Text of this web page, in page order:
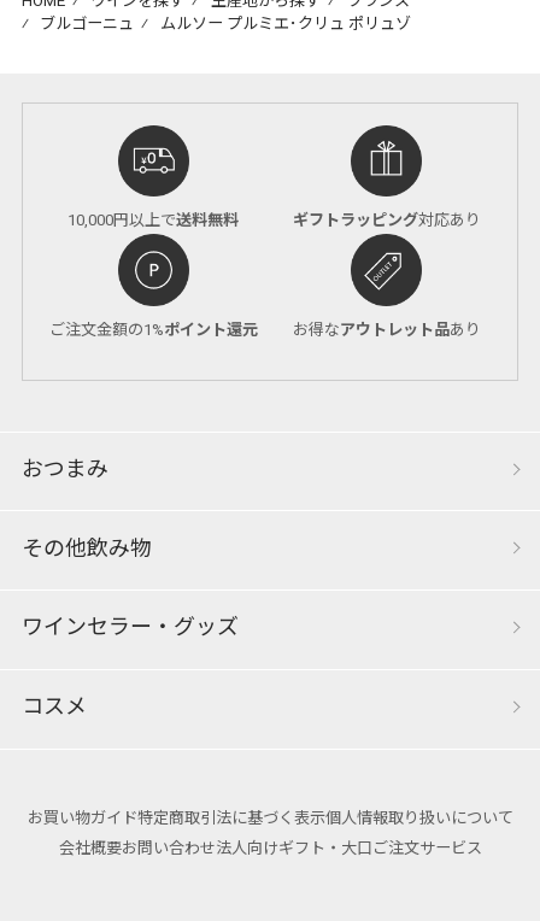
⁄ ブルゴーニュ ⁄ ムルソー プルミエ･クリュ ポリュゾ
10,000円以上で送料無料 ギフトラッピング対応あり
ご注文金額の1%ポイント還元 お得なアウトレット品あり
おつまみ
その他飲み物
ワインセラー・グッズ
コスメ
お買い物ガイド特定商取引法に基づく表示個人情報取り扱いについて
会社概要お問い合わせ法人向けギフト・大口ご注文サービス